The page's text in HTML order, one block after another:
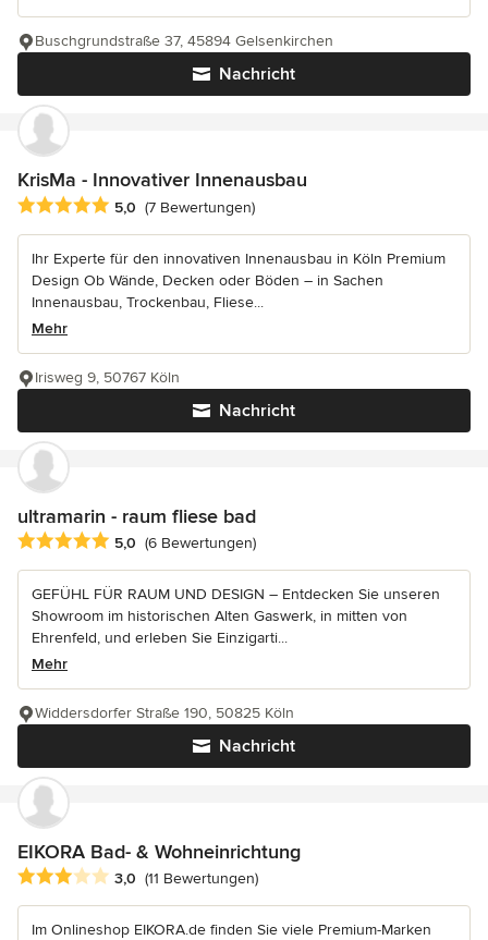
Nachricht
Buschgrundstraße 37, 45894 Gelsenkirchen
KrisMa - Innovativer Innenausbau
Durchschnittliche Bewertung: 5 von 5 Sternen
5,0 (7 Bewertungen)
Ihr Experte für den innovativen Innenausbau in Köln Premium
Design Ob Wände, Decken oder Böden – in Sachen
Innenausbau, Trockenbau, Fliese...
Mehr
Nachricht
Irisweg 9, 50767 Köln
ultramarin - raum fliese bad
Durchschnittliche Bewertung: 5 von 5 Sternen
5,0 (6 Bewertungen)
GEFÜHL FÜR RAUM UND DESIGN – Entdecken Sie unseren
Showroom im historischen Alten Gaswerk, in mitten von
Ehrenfeld, und erleben Sie Einzigarti...
Mehr
Nachricht
Widdersdorfer Straße 190, 50825 Köln
EIKORA Bad- & Wohneinrichtung
Durchschnittliche Bewertung: 3 von 5 Sternen
3,0 (11 Bewertungen)
Im Onlineshop EIKORA.de finden Sie viele Premium-Marken